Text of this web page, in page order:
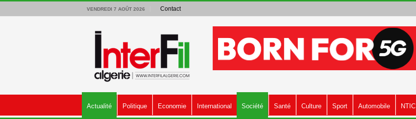
VENDREDI 7 AOÛT 2026 Contact
Actualité Politique Economie International Société Santé Culture Sport Automobile NTIC